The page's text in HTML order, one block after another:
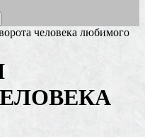
человека любимого